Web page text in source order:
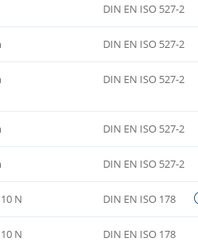
DIN EN ISO 527-2
DIN EN ISO 527-2
DIN EN ISO 527-2
DIN EN ISO 527-2
DIN EN ISO 527-2
N DIN EN ISO 178
N DIN EN ISO 178